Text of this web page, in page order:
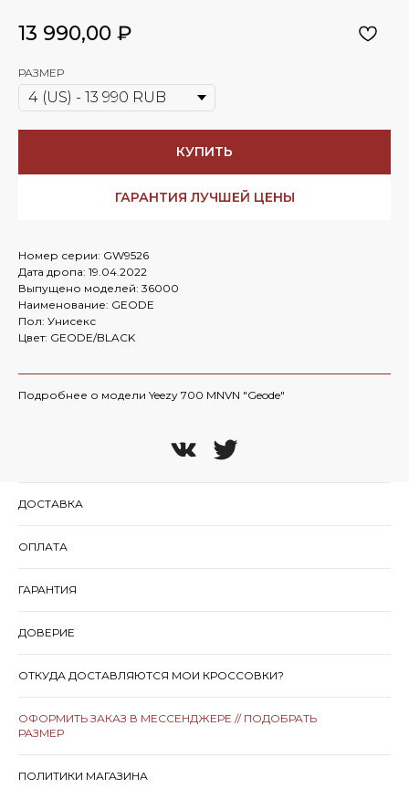
13 990,00 ₽
РАЗМЕР
КУПИТЬ
ГАРАНТИЯ ЛУЧШЕЙ ЦЕНЫ
Номер серии: GW9526
Дата дропа: 19.04.2022
Выпущено моделей: 36000
Наименование: GEODE
Пол: Унисекс
Цвет: GEODE/BLACK
Подробнее о модели Yeezy 700 MNVN "Geode"
ДОСТАВКА
ОПЛАТА
ГАРАНТИЯ
ДОВЕРИЕ
ОТКУДА ДОСТАВЛЯЮТСЯ МОИ КРОССОВКИ?
ОФОРМИТЬ ЗАКАЗ В МЕССЕНДЖЕРЕ // ПОДОБРАТЬ
РАЗМЕР
ПОЛИТИКИ МАГАЗИНА